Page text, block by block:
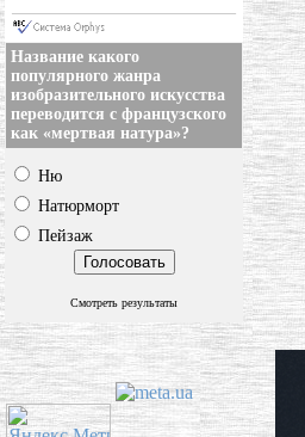
Название какого
популярного жанра
изобразительного искусства
переводится с французского
как «мертвая натура»?
Ню
Натюрморт
Пейзаж
Смотреть результаты